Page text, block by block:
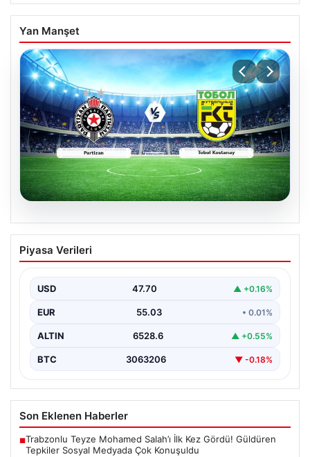
Yan Manşet
06.08.2026
CANLI | Partizan – Tobol Kostanay Canlı
Maç Anlatımı
Piyasa Verileri
USD 47.70 ▲ +0.16%
EUR 55.03 • 0.01%
ALTIN 6528.6 ▲ +0.55%
BTC 3063206 ▼ -0.18%
Son Eklenen Haberler
■Trabzonlu Teyze Mohamed Salah’ı İlk Kez Gördü! Güldüren
Tepkiler Sosyal Medyada Çok Konuşuldu